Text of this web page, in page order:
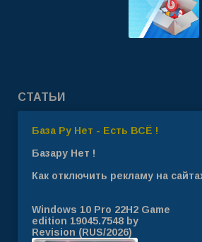
СТАТЬИ
База Ру Нет - Есть ВСЁ !
Базару Нет !
Как отключить рекламу на
Windows 10 Pro 22H2 Game
edition 19045.7548 by
Revision (RUS/2026)